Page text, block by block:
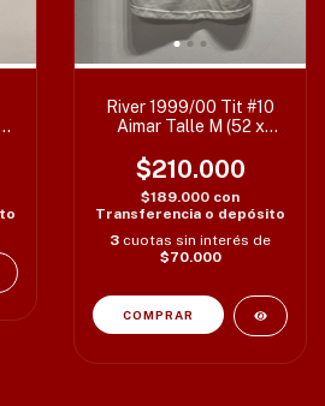
River 1999/00 Tit #10
Aimar Talle M (52 x
$210.000
$189.000 con
Transferencia o depósito
3 cuotas sin interés de
$70.000